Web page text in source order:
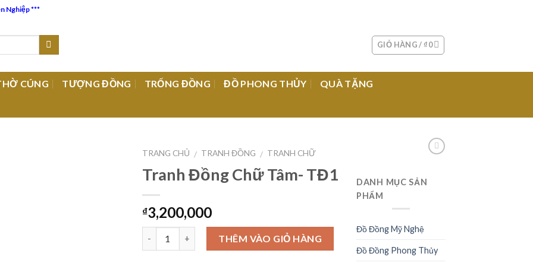
Nghiệp ***
GIỎ HÀNG / ₫0
CÚNG TƯỢNG ĐỒNG TRỐNG ĐỒNG ĐỒ PHONG THỦY QUÀ TẶNG
TRANG CHỦ / TRANH ĐỒNG / TRANH CHỮ
Tranh Đồng Chữ Tâm- TĐ1
₫3,200,000
THÊM VÀO GIỎ HÀNG
DANH MỤC SẢN
PHẨM
Đồ Đồng Mỹ Nghệ
Đồ Đồng Phong Thủy